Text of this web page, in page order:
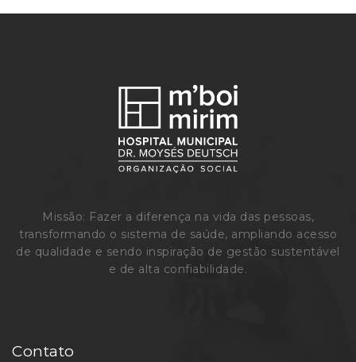
Missão: Fazer a diferença na vida das pessoas,
transformando o sistema de saúde, ampliando acesso
de qualidade e sendo inspiração de gestão sustentável
e de alta confiabilidade.
Contato